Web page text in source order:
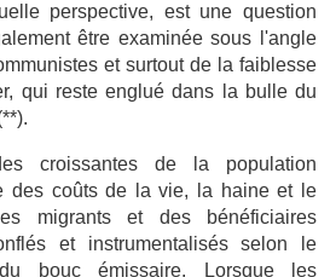
perspective, est une question
être examinée sous l'angle
et surtout de la faiblesse
qui reste englué dans la bulle du
croissantes de la population
des coûts de la vie, la haine et le
migrants et des bénéficiaires
et instrumentalisés selon le
bouc émissaire. Lorsque les